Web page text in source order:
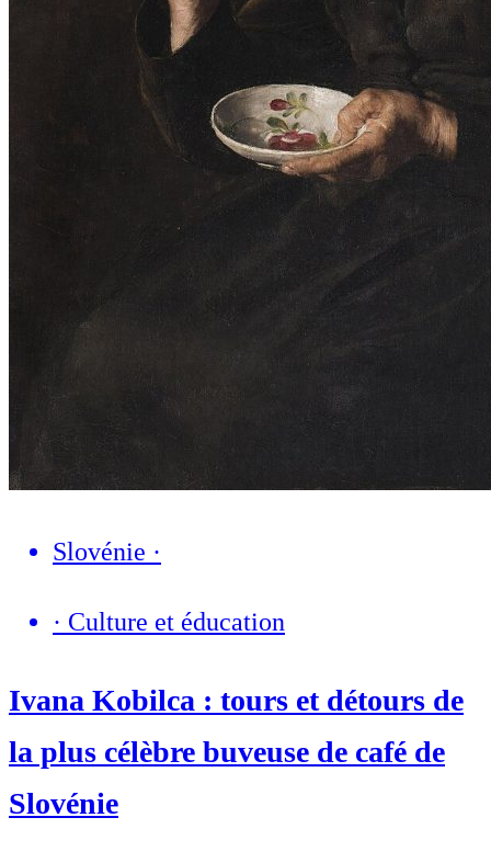
Slovénie ·
· Culture et éducation
Ivana Kobilca : tours et détours de
la plus célèbre buveuse de café de
Slovénie